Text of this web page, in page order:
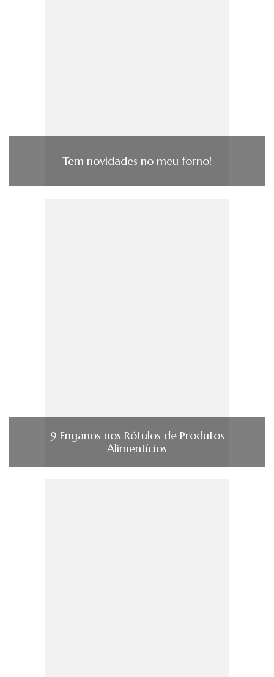
Tem novidades no meu forno!
9 Enganos nos Rótulos de Produtos
Alimentícios